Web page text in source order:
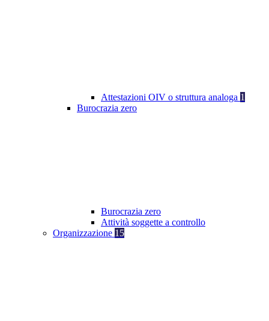
Attestazioni OIV o struttura analoga 1
Burocrazia zero
Burocrazia zero
Attività soggette a controllo
Organizzazione 15